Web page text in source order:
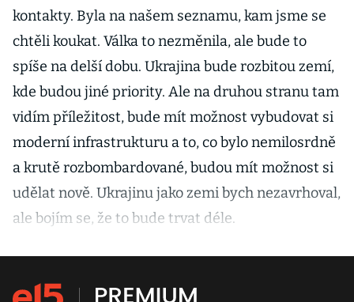
kontakty. Byla na našem seznamu, kam jsme se
chtěli koukat. Válka to nezměnila, ale bude to
spíše na delší dobu. Ukrajina bude rozbitou zemí,
kde budou jiné priority. Ale na druhou stranu tam
vidím příležitost, bude mít možnost vybudovat si
moderní infrastrukturu a to, co bylo nemilosrdně
a krutě rozbombardované, budou mít možnost si
udělat nově. Ukrajinu jako zemi bych nezavrhoval,
ale bojím se, že to bude trvat déle.